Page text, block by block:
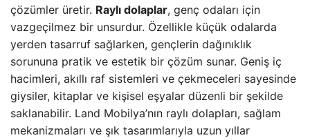
çözümler üretir. Raylı dolaplar, genç odaları için
vazgeçilmez bir unsurdur. Özellikle küçük odalarda
yerden tasarruf sağlarken, gençlerin dağınıklık
sorununa pratik ve estetik bir çözüm sunar. Geniş iç
hacimleri, akıllı raf sistemleri ve çekmeceleri sayesinde
giysiler, kitaplar ve kişisel eşyalar düzenli bir şekilde
saklanabilir. Land Mobilya’nın raylı dolapları, sağlam
mekanizmaları ve şık tasarımlarıyla uzun yıllar